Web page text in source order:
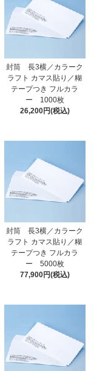
封筒 長3横／カラーク
ラフト カマス貼り／糊
テープつき フルカラ
ー 1000枚
26,200円(税込)
封筒 長3横／カラーク
ラフト カマス貼り／糊
テープつき フルカラ
ー 5000枚
77,900円(税込)